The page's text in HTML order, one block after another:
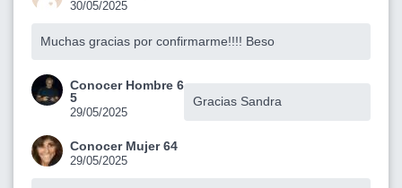
30/05/2025
Muchas gracias por confirmarme!!!! Beso
Conocer Hombre 6
5
29/05/2025
Gracias Sandra
Conocer Mujer 64
29/05/2025